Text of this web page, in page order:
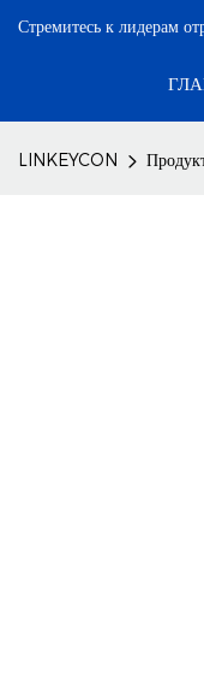
Стремитесь к лидерам
LINKEYCON